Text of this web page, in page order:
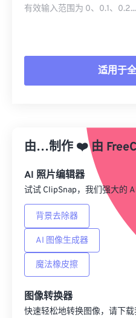
有效输入范围为 0、0.1、0.2...
适用于
从预设应用
另存为预设
由…制作 ❤️由
AI 照片编辑器
试试 ClipSnap，我们强大的
背景去除器
AI 图像生成器
魔法橡皮擦
图像转换器
快速轻松地转换图像，请下载